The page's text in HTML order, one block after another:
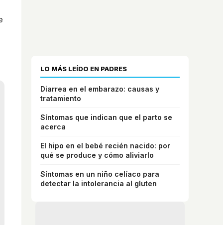
LO MÁS LEÍDO EN PADRES
Diarrea en el embarazo: causas y
tratamiento
Síntomas que indican que el parto se
acerca
El hipo en el bebé recién nacido: por
qué se produce y cómo aliviarlo
Síntomas en un niño celíaco para
detectar la intolerancia al gluten